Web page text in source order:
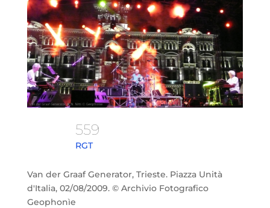
559
RGT
Van der Graaf Generator, Trieste. Piazza Unità
d'Italia, 02/08/2009. © Archivio Fotografico
Geophonìe